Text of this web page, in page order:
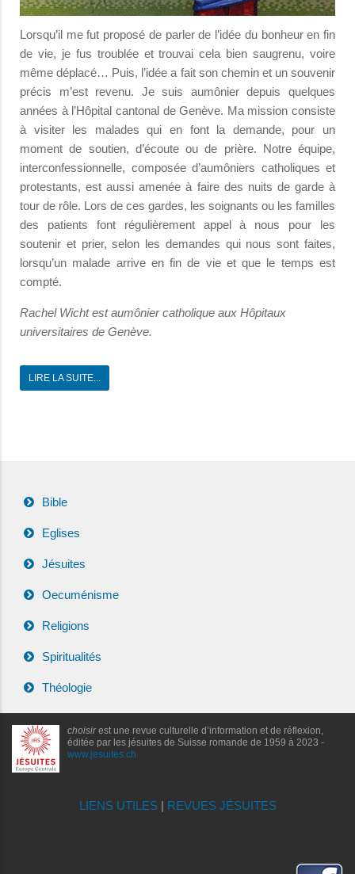
Lorsqu’il me fut proposé de parler de l’idée du bonheur en fin
de vie, je fus troublée et trouvai cela bien saugrenu, voire
même déplacé… Puis, l’idée a fait son chemin et un souvenir
précis m’est revenu. Je suis aumônier depuis quelques
années à l’Hôpital cantonal de Genève. Ma mission consiste
à visiter les malades qui en font la demande, pour un
moment de soutien, d’écoute ou de prière. Notre équipe,
interconfessionnelle, composée d’aumôniers catholiques et
protestants, est aussi amenée à faire des nuits de garde à
tour de rôle. Lors de ces gardes, les soignants ou les familles
des patients font régulièrement appel à nous pour les
soutenir et prier, selon les demandes qui nous sont faites,
lorsqu’un malade arrive en fin de vie et que le temps est
compté.
Rachel Wicht est aumônier catholique aux Hôpitaux
universitaires de Genève.
LIRE LA SUITE...
Bible
Eglises
Jésuites
Oecuménisme
Religions
Spiritualités
Théologie
choisirest une revue culturelle d’information et de réflexion,
éditée par les jésuites de Suisse romande de 1959 à 2023 -
www.jesuites.ch
LIENS UTILES| REVUES JÉSUITES